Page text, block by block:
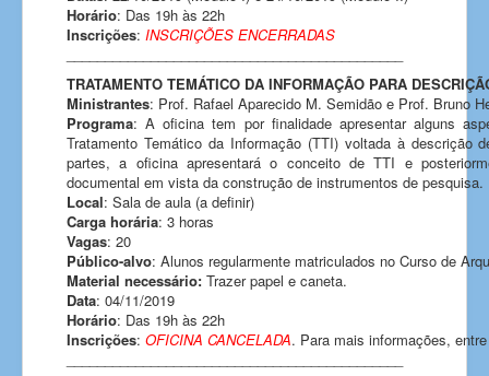
Horário: Das 19h às 22h
Inscrições: INSCRIÇÕES ENCERRADAS
TRATAMENTO TEMÁTICO DA INFORMAÇÃO PARA
Ministrantes: Prof. Rafael Aparecido M. Semidão e Prof. Bruno
Programa: A oficina tem por finalidade apresentar alguns
Tratamento Temático da Informação (TTI) voltada à descrição
partes, a oficina apresentará o conceito de TTI e
documental em vista da construção de instrumentos de pesquisa.
Local: Sala de aula (a definir)
Carga horária: 3 horas
Vagas: 20
Público-alvo: Alunos regularmente matriculados no Curso de
Material necessário: Trazer papel e caneta.
Data: 04/11/2019
Horário: Das 19h às 22h
Inscrições: OFICINA CANCELADA. Para mais informações,